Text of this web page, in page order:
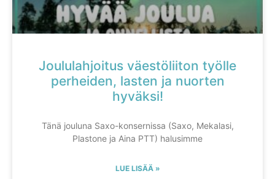
Joululahjoitus väestöliiton työlle
perheiden, lasten ja nuorten
hyväksi!
Tänä jouluna Saxo-konsernissa (Saxo, Mekalasi,
Plastone ja Aina PTT) halusimme
LUE LISÄÄ »